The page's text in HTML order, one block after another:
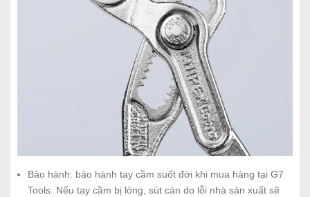
Bảo hành: bảo hành tay cầm suốt đời khi mua hàng tại G7
Tools. Nếu tay cầm bị lỏng, sút cán do lỗi nhà sản xuất sẽ